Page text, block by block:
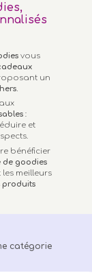
vous
un
:
et
bénéficier
de goodies
meilleurs
produits
catégorie